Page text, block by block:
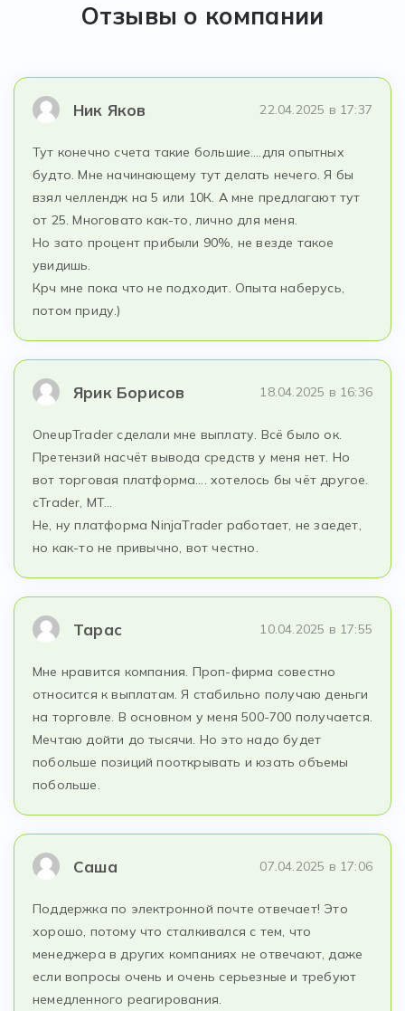
Отзывы о компании
Ник Яков 22.04.2025 в 17:37
Тут конечно счета такие большие….для опытных
будто. Мне начинающему тут делать нечего. Я бы
взял челлендж на 5 или 10К. А мне предлагают тут
от 25. Многовато как-то, лично для меня.
Но зато процент прибыли 90%, не везде такое
увидишь.
Крч мне пока что не подходит. Опыта наберусь,
потом приду.)
Ярик Борисов 18.04.2025 в 16:36
OneupTrader сделали мне выплату. Всё было ок.
Претензий насчёт вывода средств у меня нет. Но
вот торговая платформа…. хотелось бы чёт другое.
cTrader, MT…
Не, ну платформа NinjaTrader работает, не заедет,
но как-то не привычно, вот честно.
Тарас 10.04.2025 в 17:55
Мне нравится компания. Проп-фирма совестно
относится к выплатам. Я стабильно получаю деньги
на торговле. В основном у меня 500-700 получается.
Мечтаю дойти до тысячи. Но это надо будет
побольше позиций пооткрывать и юзать объемы
побольше.
Саша 07.04.2025 в 17:06
Поддержка по электронной почте отвечает! Это
хорошо, потому что сталкивался с тем, что
менеджера в других компаниях не отвечают, даже
если вопросы очень и очень серьезные и требуют
немедленного реагирования.